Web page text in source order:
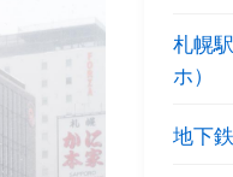
札幌
ホ）
地下